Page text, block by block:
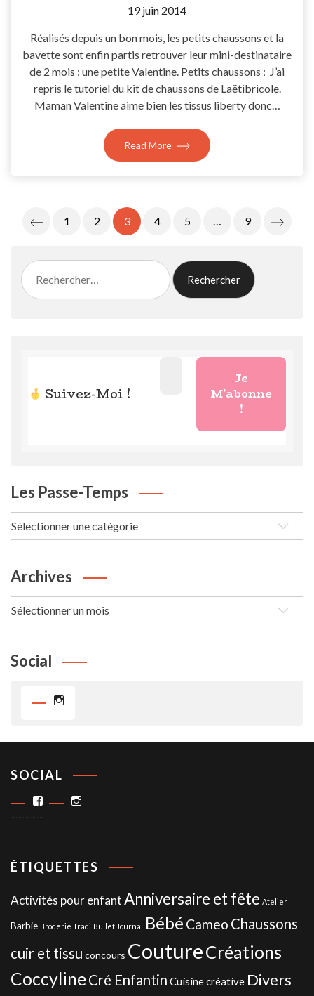
by
19 juin 2014
Réalisés depuis un bon mois, les petits chaussons et la
bavette sont enfin partis retrouver leur mini-destinataire
de 2 mois : une petite Valentine. Petits chaussons : J’ai
repris le tutoriel du kit de chaussons de Laëtibricole.
Maman Valentine aime bien les tissus liberty donc…
Read More
Pagination
Des
1 2 3 4 5 9
Rechercher :
Suivez-Moi !
Les Passe-Temps
Archives
Social
SOCIAL
Facebook
ÉTIQUETTES
Activités pour enfantAnniversaire et fête Atelier
Barbie Broderie Tradi Bullet Journal Bébé Cameo Chaussons
cuir et tissu concours CoutureCréations
CoccylineCré Enfantin Cuisine créative Divers